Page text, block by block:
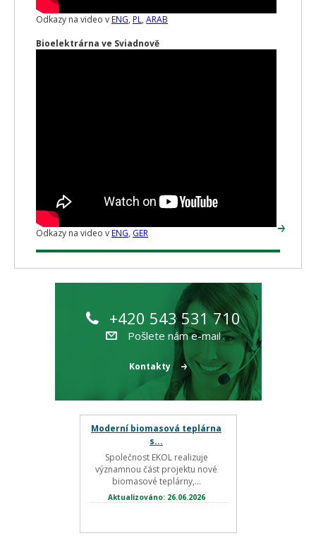
Odkazy na video vENG, PL, ARAB
Bioelektrárna ve Sviadnově
Odkazy na video vENG, GER
+420 543 531 710
Pošlete nám e-mail
Kontakty
Moderní biomasová teplárna
s...
Společnost EKOL realizuje
významnou část projektu nové
biomasové teplárny,...
Aktualizováno: 26.06.2026